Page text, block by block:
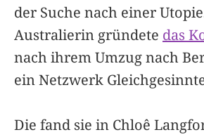
der Suche nach einer
Australierin gründete das
nach ihrem Umzug nach
ein Netzwerk
Die fand sie in Chloê